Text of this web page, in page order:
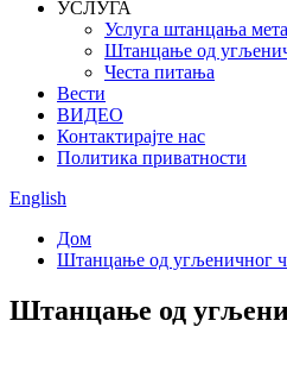
УСЛУГА
Услуга штанцања
Штанцање од
Честа питања
Вести
ВИДЕО
Контактирајте нас
Политика приватности
English
Дом
Штанцање од угљеничног
Штанцање од